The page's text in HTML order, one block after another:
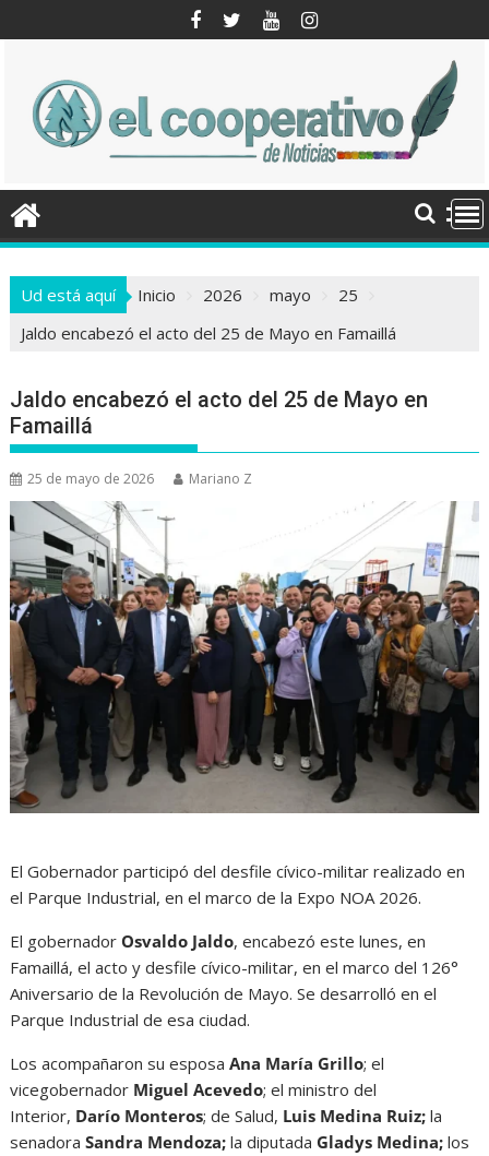
al
Ud está aquí Inicio 2026 mayo
25
Jaldo encabezó el acto del 25 de Mayo en Famaillá
Jaldo encabezó el acto del 25 de Mayo en
Famaillá
25 de mayo de 2026 Mariano Z
El Gobernador participó del desfile cívico-militar realizado en
el Parque Industrial, en el marco de la Expo NOA 2026.
El gobernador Osvaldo Jaldo, encabezó este lunes, en
Famaillá, el acto y desfile cívico-militar, en el marco del 126°
Aniversario de la Revolución de Mayo. Se desarrolló en el
Parque Industrial de esa ciudad.
Los acompañaron su esposaAna María Grillo; el
vicegobernador Miguel Acevedo; el ministro del
Interior, Darío Monteros; de Salud, Luis Medina Ruiz; la
senadora Sandra Mendoza;la diputada Gladys Medina; los